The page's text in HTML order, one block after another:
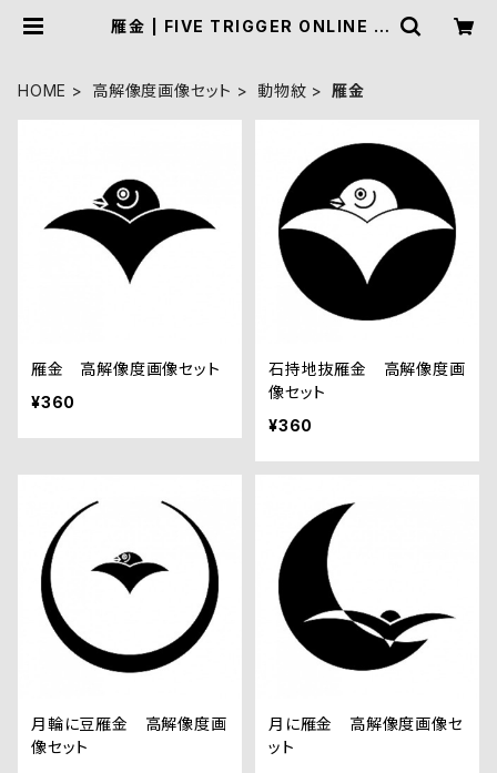
雁金 | FIVE TRIGGER ONLINE S
HOME 高解像度画像セット 動物紋 雁金
雁金 高解像度画像セット
¥360
石持地抜雁金 高解像度画
像セット
¥360
月輪に豆雁金 高解像度画
像セット
月に雁金 高解像度画像セ
ット